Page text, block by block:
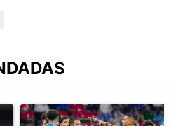
el título "Revelan un detalle clave
Un artículo de tendencia con el